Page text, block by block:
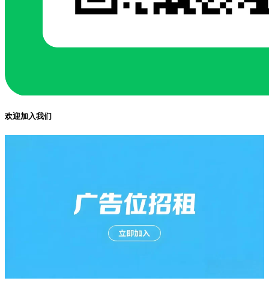
欢迎加入我们